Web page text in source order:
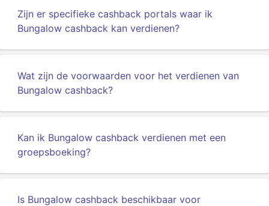
Zijn er specifieke cashback portals waar ik
Bungalow cashback kan verdienen?
Wat zijn de voorwaarden voor het verdienen van
Bungalow cashback?
Kan ik Bungalow cashback verdienen met een
groepsboeking?
Is Bungalow cashback beschikbaar voor